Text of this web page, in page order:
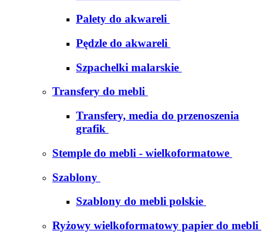
Palety do akwareli
Pędzle do akwareli
Szpachelki malarskie
Transfery do mebli
Transfery, media do przenoszenia
grafik
Stemple do mebli - wielkoformatowe
Szablony
Szablony do mebli polskie
Ryżowy wielkoformatowy papier do mebli